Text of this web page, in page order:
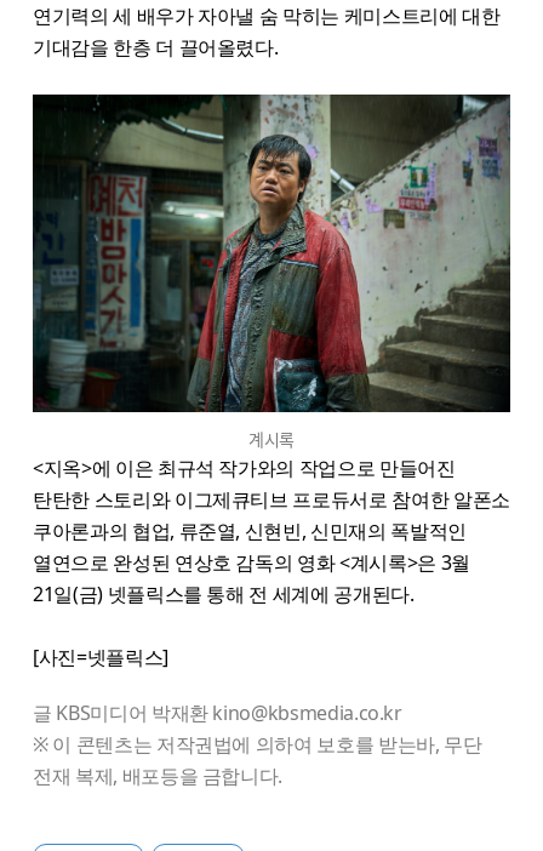
연기력의 세 배우가 자아낼 숨 막히는 케미스트리에 대한
기대감을 한층 더 끌어올렸다.
계시록
<지옥>에 이은 최규석 작가와의 작업으로 만들어진
탄탄한 스토리와 이그제큐티브 프로듀서로 참여한 알폰소
쿠아론과의 협업, 류준열, 신현빈, 신민재의 폭발적인
열연으로 완성된 연상호 감독의 영화 <계시록>은 3월
21일(금) 넷플릭스를 통해 전 세계에 공개된다.
[사진=넷플릭스]
글 KBS미디어 박재환 kino@kbsmedia.co.kr
※ 이 콘텐츠는 저작권법에 의하여 보호를 받는바, 무단
전재 복제, 배포등을 금합니다.